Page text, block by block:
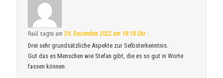
Raúl sagte am29. Dezember 2022 um 18:18 Uhr :
Drei sehr grundsätzliche Aspekte zur Selbsterkenntnis.
Gut das es Menschen wie Stefan gibt, die es so gut in Worte
fassen können.